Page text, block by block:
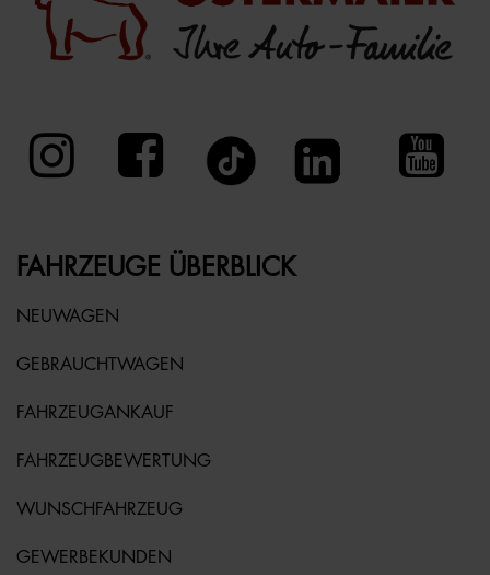
FAHRZEUGE ÜBERBLICK
NEUWAGEN
GEBRAUCHTWAGEN
FAHRZEUGANKAUF
FAHRZEUGBEWERTUNG
WUNSCHFAHRZEUG
GEWERBEKUNDEN